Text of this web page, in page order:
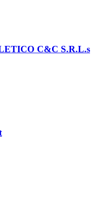
C&C S.R.L.s